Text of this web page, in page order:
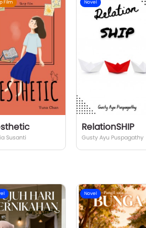
Film
Susanti
Novel
RelationSHIP
Gusty Ayu Puspagathy
Novel